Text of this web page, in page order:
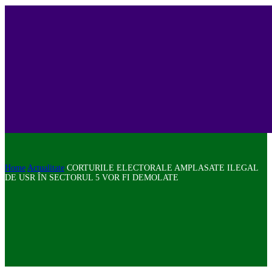
Home Actualitate CORTURILE ELECTORALE AMPLASATE ILEGAL
DE USR ÎN SECTORUL 5 VOR FI DEMOLATE